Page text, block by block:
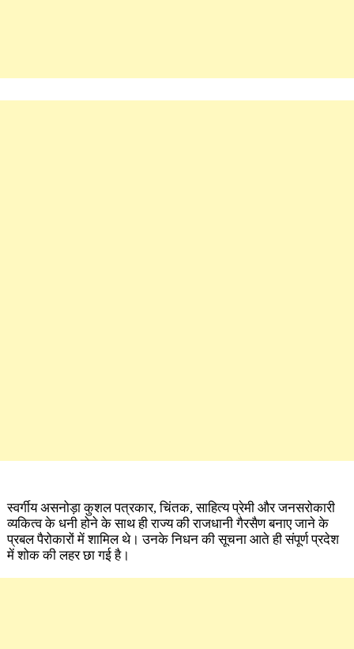
स्वर्गीय असनोड़ा कुशल पत्रकार, चिंतक, साहित्य प्रेमी और जनसरोकारी
व्यकित्व के धनी होने के साथ ही राज्य की राजधानी गैरसैण बनाए जाने के
प्रबल पैरोकारों में शामिल थे। उनके निधन की सूचना आते ही संपूर्ण प्रदेश
में शोक की लहर छा गई है।